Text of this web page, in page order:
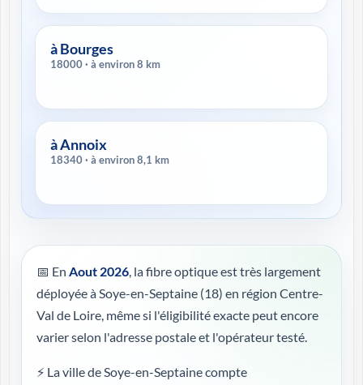
à Bourges
18000 · à environ 8 km
à Annoix
18340 · à environ 8,1 km
📅 En Aout 2026, la fibre optique est très largement
déployée à Soye-en-Septaine (18) en région Centre-
Val de Loire, même si l'éligibilité exacte peut encore
varier selon l'adresse postale et l'opérateur testé.
⚡ La ville de Soye-en-Septaine compte